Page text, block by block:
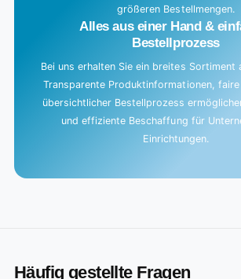
größeren Bestellmengen.
Alles aus einer Hand &
Bestellprozess
Bei uns erhalten Sie ein breites Sortiment
Transparente Produktinformationen, faire
übersichtlicher Bestellprozess
und effiziente Beschaffung für
Einrichtungen.
Häufig gestellte Fragen